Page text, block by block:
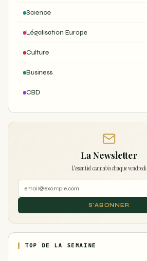
Science
Légalisation Europe
Culture
Business
CBD
La Newsletter
L'essentiel cannabis chaque vendredi
S'ABONNER
TOP DE LA SEMAINE